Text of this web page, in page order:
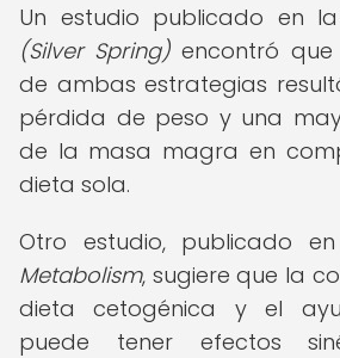
Un estudio publicado en
(Silver Spring) encontró
de ambas estrategias
pérdida de peso y una
de la masa magra en
dieta sola.
Otro estudio, publicado
Metabolism, sugiere que la
dieta cetogénica y el
puede tener efectos